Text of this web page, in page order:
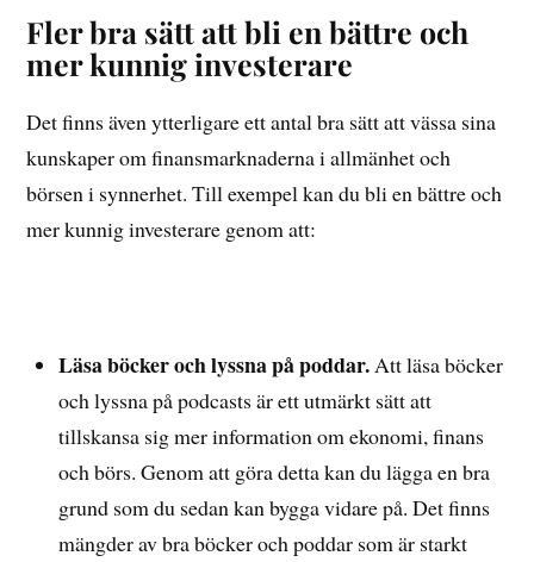
Fler bra sätt att bli en bättre och
mer kunnig investerare
Det finns även ytterligare ett antal bra sätt att vässa sina
kunskaper om finansmarknaderna i allmänhet och
börsen i synnerhet. Till exempel kan du bli en bättre och
mer kunnig investerare genom att:
Läsa böcker och lyssna på poddar. Att läsa böcker
och lyssna på podcasts är ett utmärkt sätt att
tillskansa sig mer information om ekonomi, finans
och börs. Genom att göra detta kan du lägga en bra
grund som du sedan kan bygga vidare på. Det finns
mängder av bra böcker och poddar som är starkt